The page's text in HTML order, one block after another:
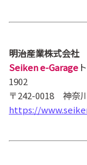
明治産業株式会社
Seiken e-Garage
1902
〒242-0018 神奈
https://